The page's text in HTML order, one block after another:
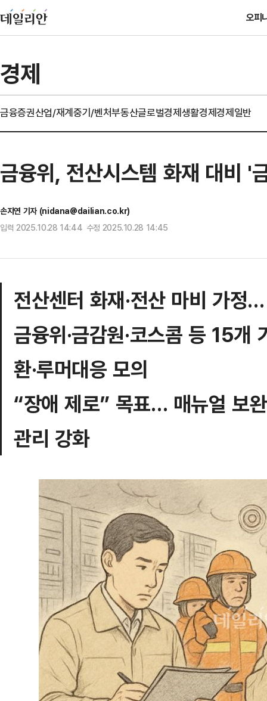
오피
경제
금융증권산업/재계중기/벤처부동산글로벌경제생활경제경제일반
금융위, 전산시스템 화재 대비 '
손지연 기자 (nidana@dailian.co.kr)
입력 2025.10.28 14:44 수정 2025.10.28 14:45
전산센터 화재·전산 마비 가정
금융위·금감원·코스콤 등 15
환·루머대응 모의
“장애 제로” 목표… 매뉴얼 보
관리 강화